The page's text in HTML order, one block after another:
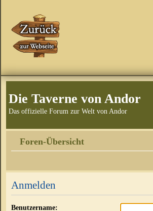
Die Taverne von Andor
Das offizielle Forum zur Welt von Andor
Foren-Übersicht
Anmelden
Benutzername: